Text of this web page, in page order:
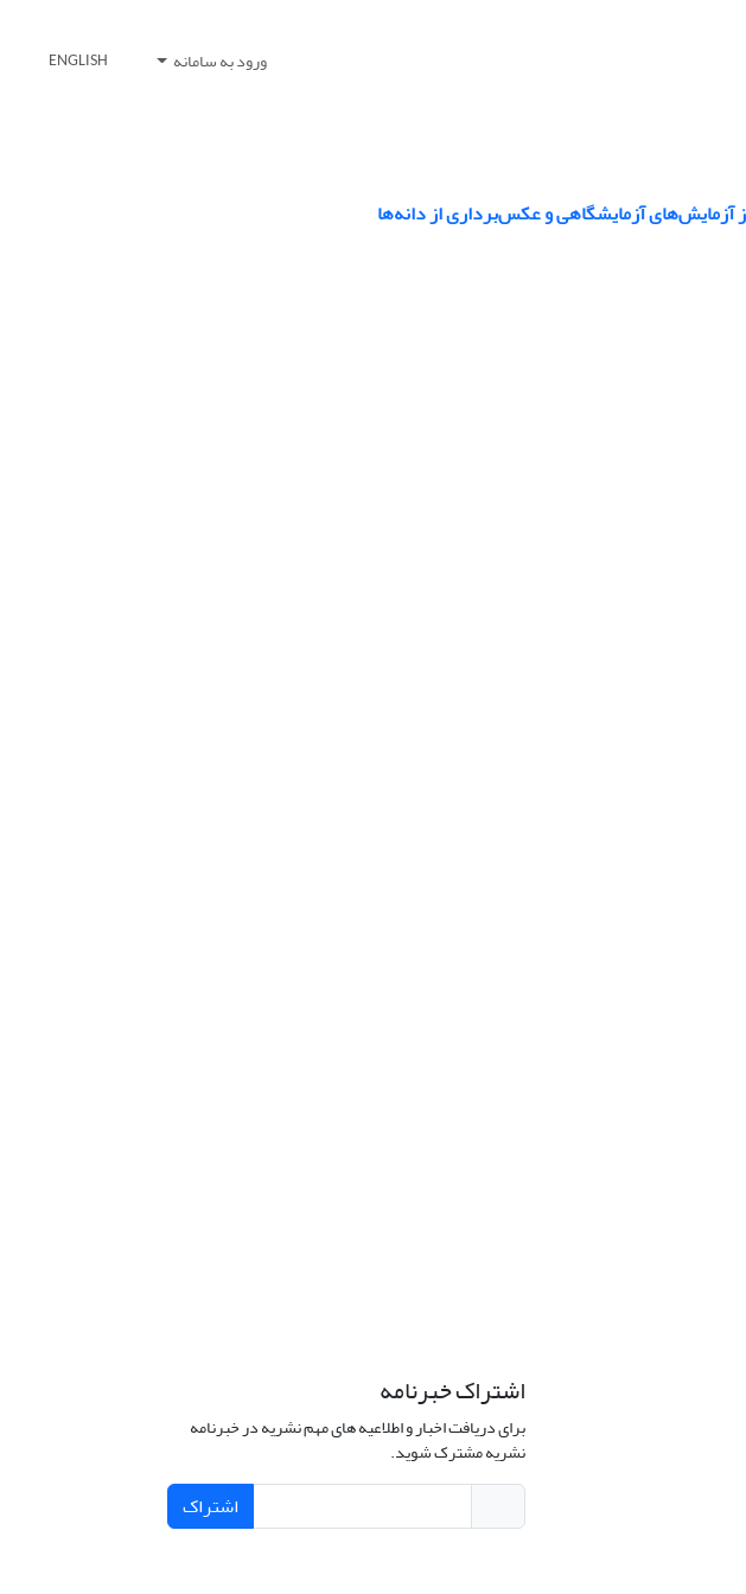
ورود به سامانه ENGLISH
آزمایش‌های آزمایشگاهی و عکس‌برداری از دانه‌ها
اشتراک خبرنامه
برای دریافت اخبار و اطلاعیه های مهم نشریه در خبرنامه
نشریه مشترک شوید.
اشتراک